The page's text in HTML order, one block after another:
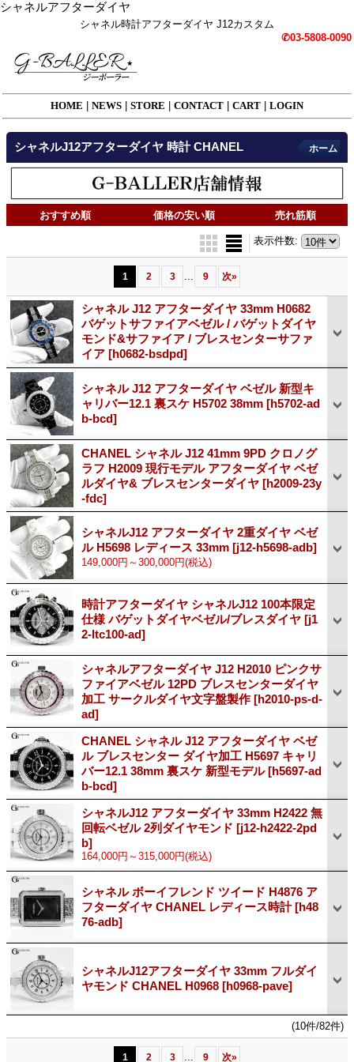
シャネルアフターダイヤ
シャネル時計アフターダイヤ J12カスタム
✆03-5808-0090
HOME NEWS STORE CONTACT CART LOGIN
シャネルJ12アフターダイヤ 時計 CHANEL ホーム
おすすめ順 価格の安い順 売れ筋順
表示件数:
1 2 3 ... 9 次»
シャネル J12 アフターダイヤ 33mm H0682
バゲットサファイアベゼル / バゲットダイヤ
モンド&サファイア / ブレスセンターサファ
イア [h0682-bsdpd]
シャネル J12 アフターダイヤ ベゼル 新型キ
ャリバー12.1 裏スケ H5702 38mm [h5702-ad
b-bcd]
CHANEL シャネル J12 41mm 9PD クロノグ
ラフ H2009 現行モデル アフターダイヤ ベゼ
ルダイヤ& ブレスセンターダイヤ [h2009-23y
-fdc]
シャネルJ12 アフターダイヤ 2重ダイヤ ベゼ
ル H5698 レディース 33mm [j12-h5698-adb]
149,000円～300,000円(税込)
時計アフターダイヤ シャネルJ12 100本限定
仕様 バゲットダイヤベゼル/ブレスダイヤ [j1
2-ltc100-ad]
シャネルアフターダイヤ J12 H2010 ピンクサ
ファイアベゼル 12PD ブレスセンターダイヤ
加工 サークルダイヤ文字盤製作 [h2010-ps-d-
ad]
CHANEL シャネル J12 アフターダイヤ ベゼ
ル ブレスセンター ダイヤ加工 H5697 キャリ
バー12.1 38mm 裏スケ 新型モデル[h5697-ad
b-bcd]
シャネルJ12 アフターダイヤ 33mm H2422 無
回転ベゼル 2列ダイヤモンド [j12-h2422-2pd
b]
164,000円～315,000円(税込)
シャネル ボーイフレンド ツイード H4876 ア
フターダイヤ CHANEL レディース時計[h48
76-adb]
シャネルJ12アフターダイヤ 33mm フルダイ
ヤモンド CHANEL H0968 [h0968-pave]
(10件/82件)
1 2 3 ... 9 次»